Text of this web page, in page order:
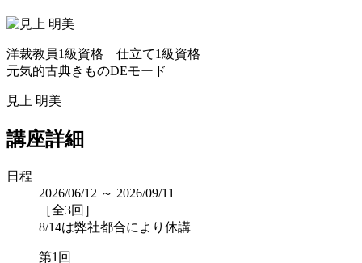
洋裁教員1級資格 仕立て1級資格
元気的古典きものDEモード
見上 明美
講座詳細
日程
2026/06/12 ～ 2026/09/11
［全3回］
8/14は弊社都合により休講
第1回